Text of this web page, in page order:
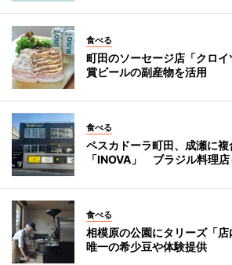
食べる
町田のソーセージ店「クロ
賞ビールの副産物を活用
食べる
ペスカドーラ町田、成瀬に
「INOVA」 ブラジル料理店
食べる
相模原の公園にタリーズ「
唯一の希少豆や体験提供